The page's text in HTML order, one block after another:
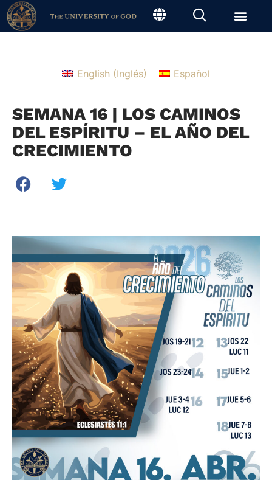
English(Inglés) Español
SEMANA 16 | LOS CAMINOS
DEL ESPÍRITU – EL AÑO DEL
CRECIMIENTO